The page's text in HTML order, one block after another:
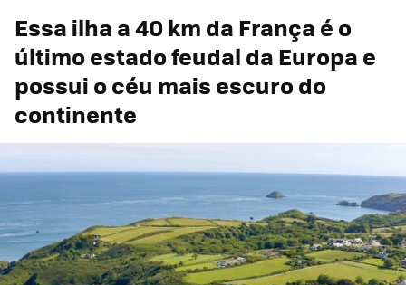
Essa ilha a 40 km da França é o
último estado feudal da Europa e
possui o céu mais escuro do
continente